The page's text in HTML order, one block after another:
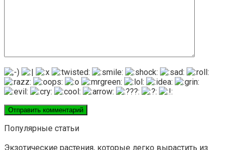
Популярные статьи
Экзотические растения, которые легко вырастить из